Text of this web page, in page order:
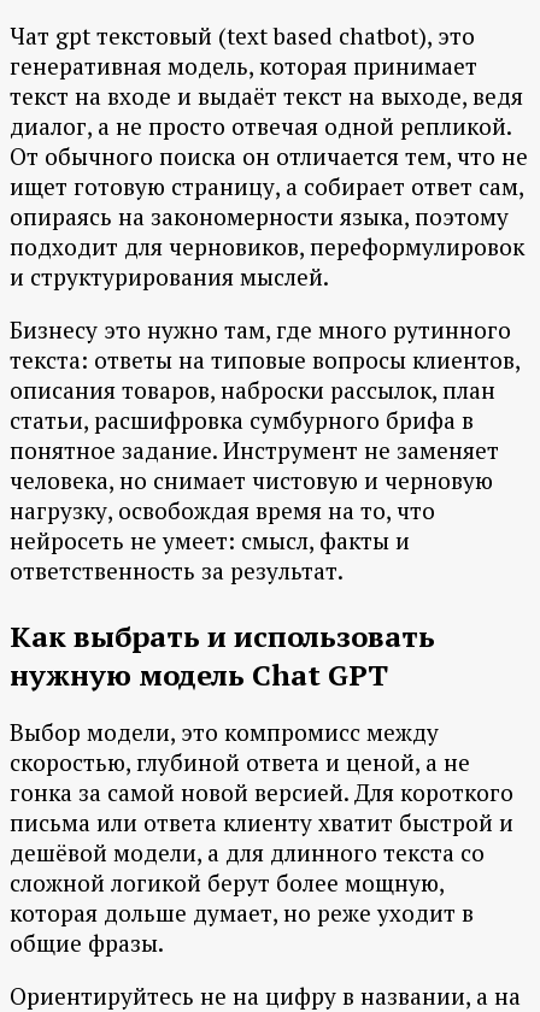
Чат gpt текстовый (text based chatbot), это
генеративная модель, которая принимает
текст на входе и выдаёт текст на выходе, ведя
диалог, а не просто отвечая одной репликой.
От обычного поиска он отличается тем, что не
ищет готовую страницу, а собирает ответ сам,
опираясь на закономерности языка, поэтому
подходит для черновиков, переформулировок
и структурирования мыслей.
Бизнесу это нужно там, где много рутинного
текста: ответы на типовые вопросы клиентов,
описания товаров, наброски рассылок, план
статьи, расшифровка сумбурного брифа в
понятное задание. Инструмент не заменяет
человека, но снимает чистовую и черновую
нагрузку, освобождая время на то, что
нейросеть не умеет: смысл, факты и
ответственность за результат.
Как выбрать и использовать
нужную модель Chat GPT
Выбор модели, это компромисс между
скоростью, глубиной ответа и ценой, а не
гонка за самой новой версией. Для короткого
письма или ответа клиенту хватит быстрой и
дешёвой модели, а для длинного текста со
сложной логикой берут более мощную,
которая дольше думает, но реже уходит в
общие фразы.
Ориентируйтесь не на цифру в названии, а на